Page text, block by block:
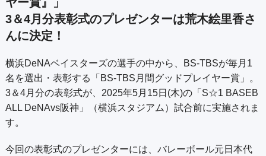
3＆4月分表彰式のプレゼンターは荒木絵里香さ
んに決定！
横浜DeNAベイスターズの選手の中から、BS-TBSが毎月1
名を選出・表彰する「BS-TBS月間グッドプレイヤー賞」。
3＆4月分の表彰式が、2025年5月15日(木)の「S☆1 BASEB
ALL DeNAvs阪神」（横浜スタジアム）試合前に実施されま
す。
今回の表彰式のプレゼンターには、バレーボール元日本代